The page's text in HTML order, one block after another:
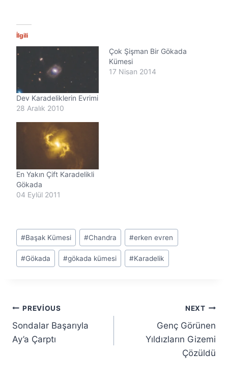
n
.
İlgili
Dev Karadeliklerin Evrimi
28 Aralık 2010
Çok Şişman Bir Gökada
Kümesi
17 Nisan 2014
En Yakın Çift Karadelikli
Gökada
04 Eylül 2011
Post
Tags:
#Başak Kümesi #Chandra #erken evren
#Gökada #gökada kümesi #Karadelik
Yazı
gezinmesi
PREVIOUS
Sondalar Başarıyla
Ay’a Çarptı
NEXT
Genç Görünen
Yıldızların Gizemi
Çözüldü